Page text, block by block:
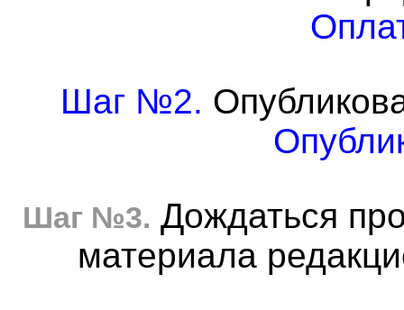
Шаг №2.
Шаг №3. Дождаться
материала